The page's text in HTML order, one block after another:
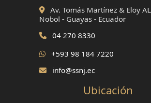
Av. Tomás Martínez & Eloy
Nobol - Guayas - Ecuador
04 270 8330
+593 98 184 7220
info@ssnj.ec
Ubicación